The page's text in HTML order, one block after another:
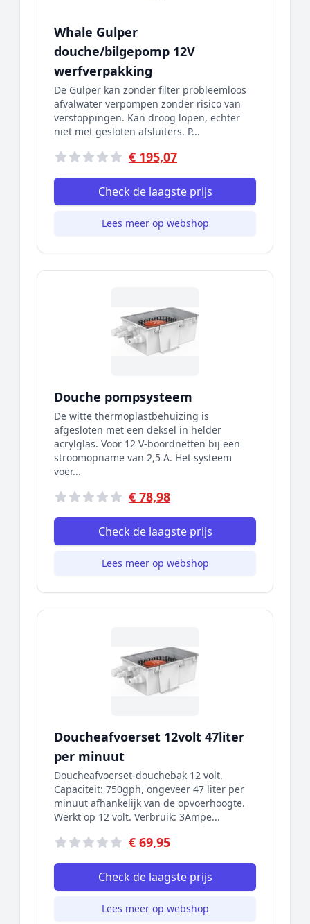
Whale Gulper
douche/bilgepomp 12V
werfverpakking
De Gulper kan zonder filter probleemloos
afvalwater verpompen zonder risico van
verstoppingen. Kan droog lopen, echter
niet met gesloten afsluiters. P...
€ 195,07
Check de laagste prijs
Lees meer op webshop
Douche pompsysteem
De witte thermoplastbehuizing is
afgesloten met een deksel in helder
acrylglas. Voor 12 V-boordnetten bij een
stroomopname van 2,5 A. Het systeem
voer...
€ 78,98
Check de laagste prijs
Lees meer op webshop
Doucheafvoerset 12volt 47liter
per minuut
Doucheafvoerset-douchebak 12 volt.
Capaciteit: 750gph, ongeveer 47 liter per
minuut afhankelijk van de opvoerhoogte.
Werkt op 12 volt. Verbruik: 3Ampe...
€ 69,95
Check de laagste prijs
Lees meer op webshop